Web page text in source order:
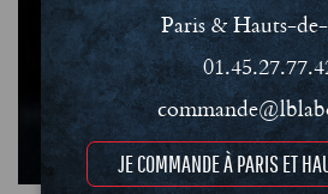
Paris & Hauts-
JE COMMANDE À PARIS ET